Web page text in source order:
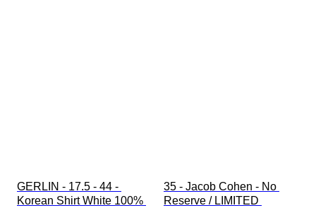
GERLIN - 17.5 - 44 -
Korean Shirt White 100%
35 - Jacob Cohen - No
Reserve / LIMITED